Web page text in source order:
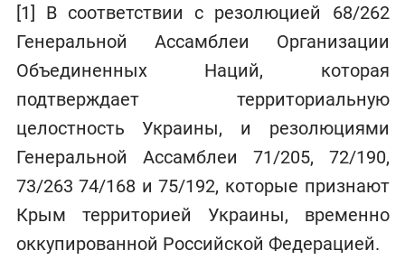
[1] В соответствии с резолюцией 68/262
Генеральной Ассамблеи Организации
Объединенных Наций, которая
подтверждает территориальную
целостность Украины, и резолюциями
Генеральной Ассамблеи 71/205, 72/190,
73/263 74/168 и 75/192, которые признают
Крым территорией Украины, временно
оккупированной Российской Федерацией.